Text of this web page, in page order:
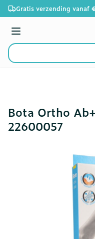
Ga naar de inhoud
Gratis verzending vanaf
Menu
Product, merk,
Bota Ortho
22600057